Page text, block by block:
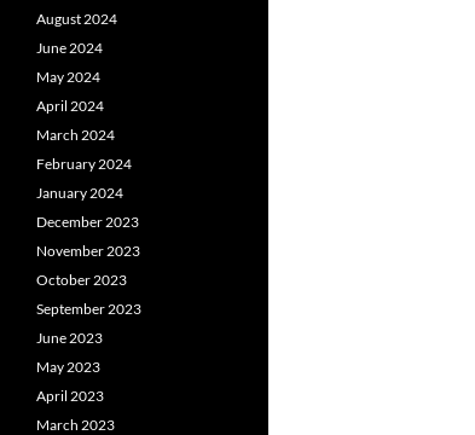
August 2024
June 2024
May 2024
April 2024
March 2024
February 2024
January 2024
December 2023
November 2023
October 2023
September 2023
June 2023
May 2023
April 2023
March 2023